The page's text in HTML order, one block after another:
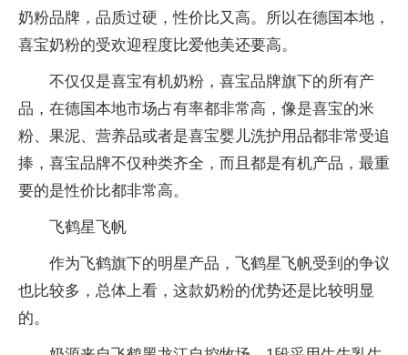
奶粉品牌，品质过硬，性价比又高。所以在德国本地，
喜宝奶粉的受欢迎程度比爱他美还要高。
不仅仅是喜宝有机奶粉，喜宝品牌旗下的所有产
品，在德国本地市场占有率都非常高，像是喜宝的米
粉、果泥、营养品或者是喜宝婴儿洗护用品都非常受追
捧，喜宝品牌不仅种类齐全，而且都是有机产品，最重
要的是性价比都非常高。
飞鹤星飞帆
作为飞鹤旗下的明星产品，飞鹤星飞帆受到的争议
也比较多，总体上看，这款奶粉的优势还是比较明显
的。